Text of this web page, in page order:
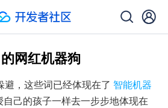
网红机器狗
，这些词已经体现在了 智能机器
己的孩子一样去一步步地体现在